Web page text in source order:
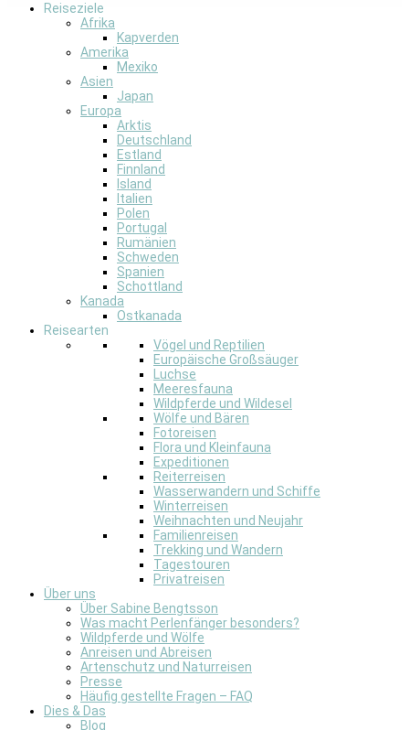
Reiseziele
Afrika
Kapverden
Amerika
Mexiko
Asien
Japan
Europa
Arktis
Deutschland
Estland
Finnland
Island
Italien
Polen
Portugal
Rumänien
Schweden
Spanien
Schottland
Kanada
Ostkanada
Reisearten
Vögel und Reptilien
Europäische Großsäuger
Luchse
Meeresfauna
Wildpferde und Wildesel
Wölfe und Bären
Fotoreisen
Flora und Kleinfauna
Expeditionen
Reiterreisen
Wasserwandern und Schiffe
Winterreisen
Weihnachten und Neujahr
Familienreisen
Trekking und Wandern
Tagestouren
Privatreisen
Über uns
Über Sabine Bengtsson
Was macht Perlenfänger besonders?
Wildpferde und Wölfe
Anreisen und Abreisen
Artenschutz und Naturreisen
Presse
Häufig gestellte Fragen – FAQ
Dies & Das
Blog